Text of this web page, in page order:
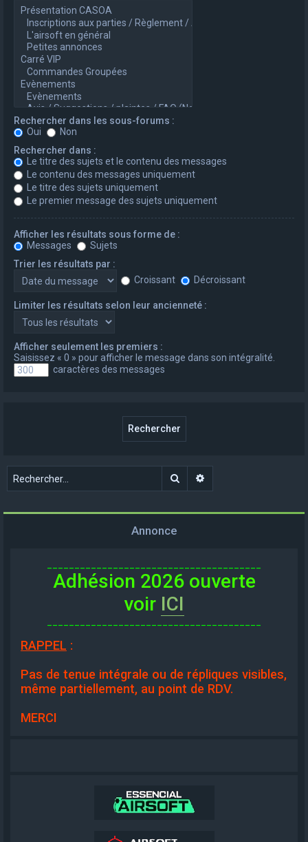
Rechercher dans les sous-forums :
Oui
Non
Rechercher dans :
Le titre des sujets et le contenu des messages
Le contenu des messages uniquement
Le titre des sujets uniquement
Le premier message des sujets uniquement
Afficher les résultats sous forme de :
Messages
Sujets
Trier les résultats par :
Croissant
Décroissant
Limiter les résultats selon leur ancienneté :
Afficher seulement les premiers :
Saisissez « 0 » pour afficher le message dans son intégralité.
caractères des messages
Rechercher
Annonce
Adhésion 2026 ouverte
voir ICI
RAPPEL :
Pas de tenue intégrale ou de répliques visibles,
même partiellement, au point de RDV.
MERCI